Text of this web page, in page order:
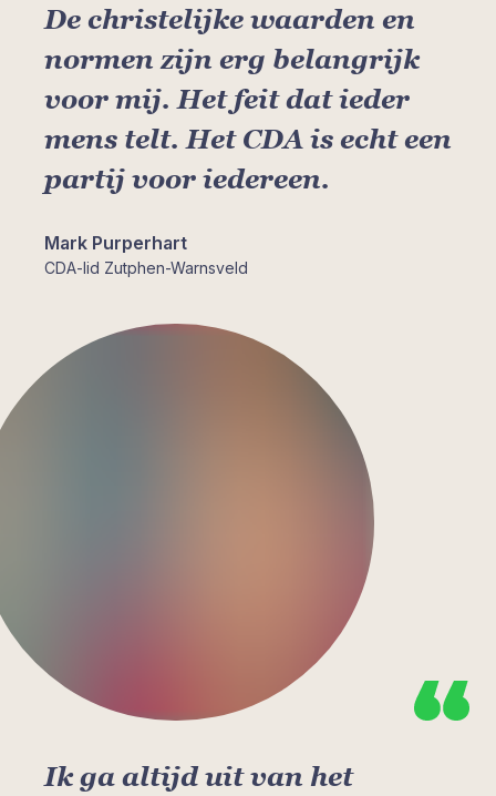
De christelijke waarden en
normen zijn erg belangrijk
voor mij. Het feit dat ieder
mens telt. Het CDA is echt een
partij voor iedereen.
Mark Purperhart
CDA-lid Zutphen-Warnsveld
Ik ga altijd uit van het